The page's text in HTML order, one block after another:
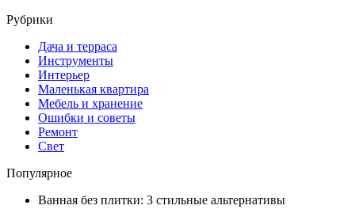
Рубрики
Дача и терраса
Инструменты
Интерьер
Маленькая квартира
Мебель и хранение
Ошибки и советы
Ремонт
Свет
Популярное
Ванная без плитки: 3 стильные альтернативы